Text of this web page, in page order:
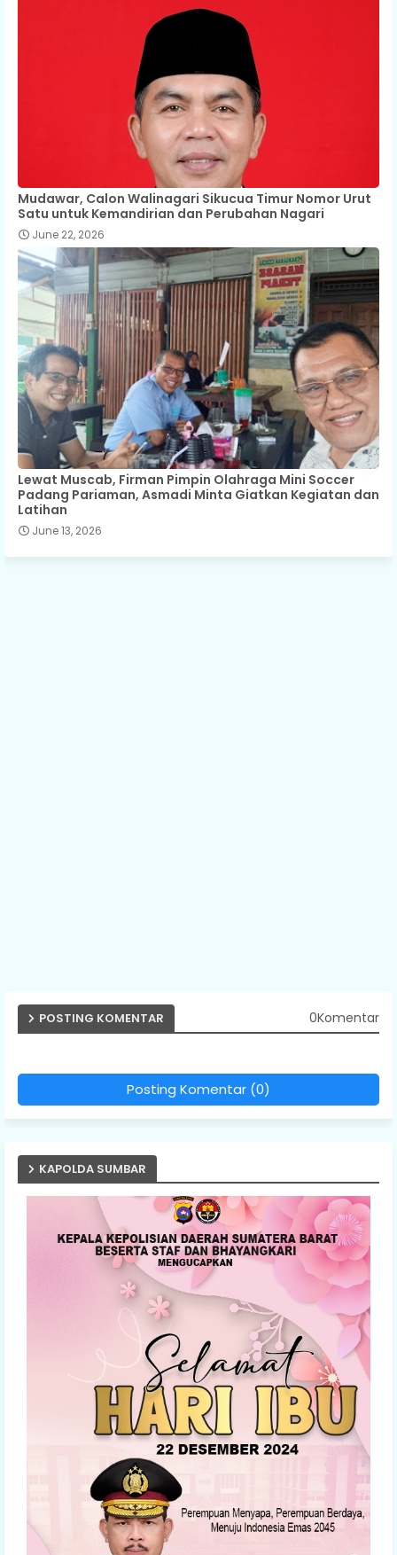
Mudawar, Calon Walinagari Sikucua Timur Nomor Urut
Satu untuk Kemandirian dan Perubahan Nagari
June 22, 2026
Lewat Muscab, Firman Pimpin Olahraga Mini Soccer
Padang Pariaman, Asmadi Minta Giatkan Kegiatan dan
Latihan
June 13, 2026
POSTING KOMENTAR 0Komentar
Posting Komentar (0)
KAPOLDA SUMBAR